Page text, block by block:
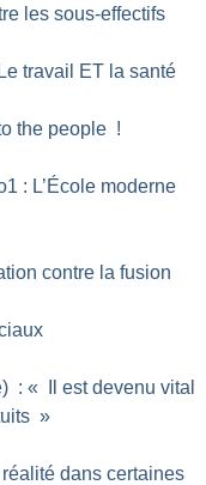
les sous-effectifs
travail ET la santé
the people !
: L’École moderne
contre la fusion
: «
Il est devenu vital
»
dans certaines